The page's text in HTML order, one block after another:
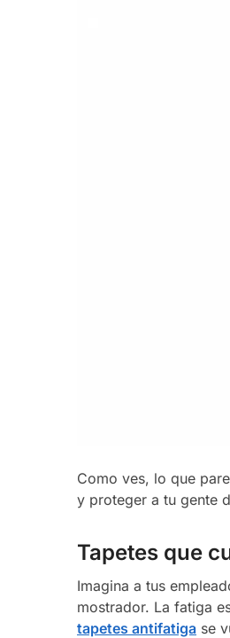
Como ves, lo que
y proteger a tu gente
Tapetes que
Imagina a tus
mostrador. La fatiga
tapetes antifatiga se